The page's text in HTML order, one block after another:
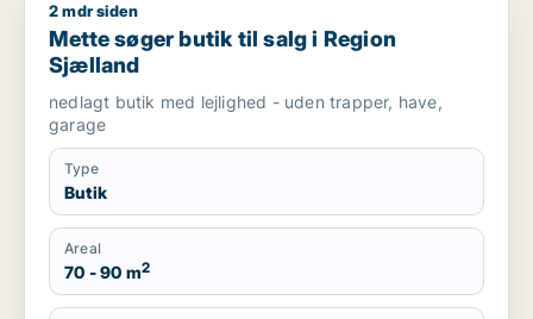
Mette søger butik til salg i Region Sjælland
2 mdr siden
Mette søger butik til salg i Region
Sjælland
nedlagt butik med lejlighed - uden trapper, have,
garage
Type
Butik
Areal
70 - 90 m2